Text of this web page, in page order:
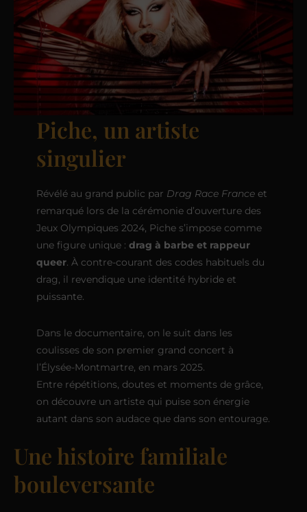
Piche, un artiste
singulier
Révélé au grand public par Drag Race Franceet
remarqué lors de la cérémonie d’ouverture des
Jeux Olympiques 2024, Piche s’impose comme
une figure unique : drag à barbe et rappeur
queer. À contre-courant des codes habituels du
drag, il revendique une identité hybride et
puissante.
Dans le documentaire, on le suit dans les
coulisses de son premier grand concert à
l’Élysée-Montmartre, en mars 2025.
Entre répétitions, doutes et moments de grâce,
on découvre un artiste qui puise son énergie
autant dans son audace que dans son entourage.
Une histoire familiale
bouleversante